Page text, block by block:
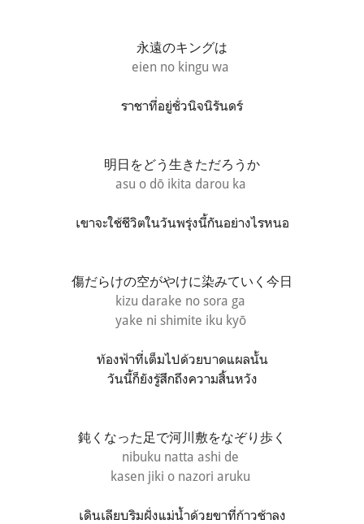
永遠のキングは
eien no kingu wa
ราชาที่อยู่ชั่วนิจนิรันดร์
明日をどう生きただろうか
asu o dō ikita darou ka
เขาจะใช้ชีวิตในวันพรุ่งนี้กันอย่างไรหนอ
傷だらけの空がやけに染みていく今日
kizu darake no sora ga
yake ni shimite iku kyō
ท้องฟ้าที่เต็มไปด้วยบาดแผลนั้น
วันนี้ก็ยังรู้สึกถึงความสิ้นหวัง
鈍くなった足で河川敷をなぞり歩く
nibuku natta ashi de
kasen jiki o nazori aruku
เดินเลียบริมฝั่งแม่น้ำด้วยขาที่ก้าวช้าลง